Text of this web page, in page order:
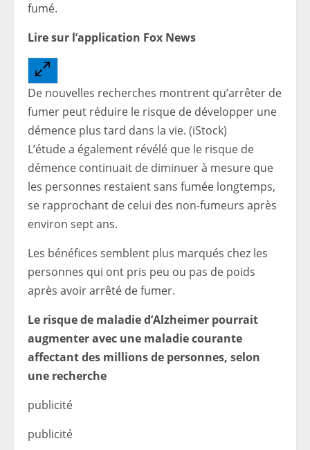
fumé.
Lire sur l’application Fox News
De nouvelles recherches montrent qu’arrêter de
fumer peut réduire le risque de développer une
démence plus tard dans la vie. (iStock)
L’étude a également révélé que le risque de
démence continuait de diminuer à mesure que
les personnes restaient sans fumée longtemps,
se rapprochant de celui des non-fumeurs après
environ sept ans.
Les bénéfices semblent plus marqués chez les
personnes qui ont pris peu ou pas de poids
après avoir arrêté de fumer.
Le risque de maladie d’Alzheimer pourrait
augmenter avec une maladie courante
affectant des millions de personnes, selon
une recherche
publicité
publicité